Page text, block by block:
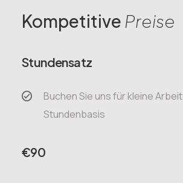
Kompetitive Preise
Stundensatz
Buchen Sie uns für kleine
Stundenbasis
€90